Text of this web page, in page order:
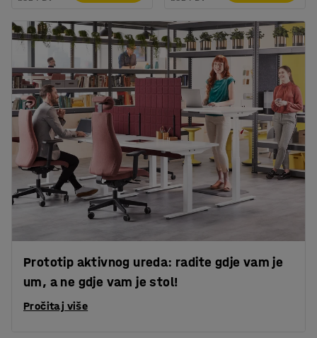
Prototip aktivnog ureda: radite gdje vam je
um, a ne gdje vam je stol!
Pročitaj više